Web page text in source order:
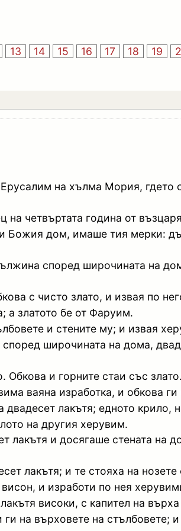
13 14 15 16 17 18 19
на хълма Мория,
четвъртата година от
дом, имаше тия мерки:
според широчината на
с чисто злато, и извая по
а златото бе от Фаруим.
и стените му; и извая
широчината на дома,
Обкова и горните стаи със злато.
ваяна изработка, и обкова ги
лакътя; едното
на другия херувим.
лакътя и досягаше стената на
лакътя; и те стояха на
и изработи по нея
високи, с капител на върха
на върховете на стълбовете;